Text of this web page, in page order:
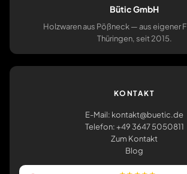
Bütic GmbH
Holzwaren aus Pößneck — aus eigener
Thüringen, seit 2015.
KONTAKT
E-Mail: kontakt@buetic.de
Telefon: +49 3647 5050811
Zum Kontakt
Blog